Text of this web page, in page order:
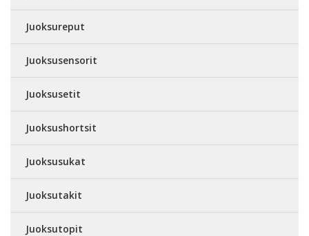
Juoksureput
Juoksusensorit
Juoksusetit
Juoksushortsit
Juoksusukat
Juoksutakit
Juoksutopit